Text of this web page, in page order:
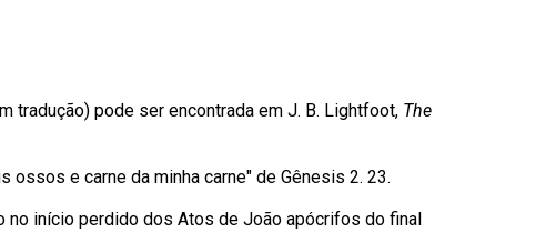
pode ser encontrada em J. B. Lightfoot, The
e carne da minha carne" de Gênesis 2. 23.
no início perdido dos Atos de João apócrifos do final